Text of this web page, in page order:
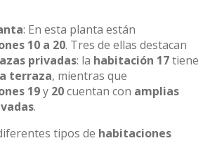
: En esta planta están
10 a 20. Tres de ellas destacan
privadas: la habitación 17tiene
terraza, mientras que
19y 20cuentan con amplias
.
tipos de habitaciones